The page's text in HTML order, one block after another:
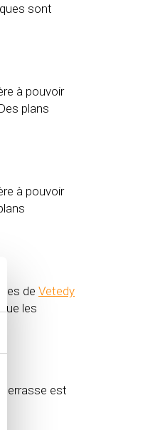
sont
à pouvoir
plans
à pouvoir
de Vetedy
les
terrasse est